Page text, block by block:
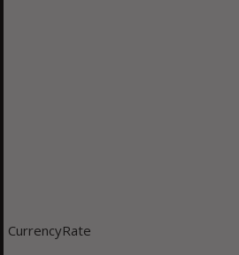
CurrencyRate